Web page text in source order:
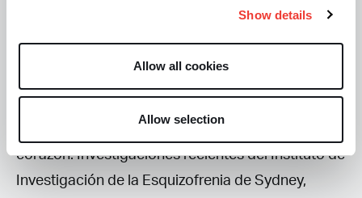
Show details
Allow all cookies
Allow selection
periféricos, como las glándulas endocrinas,
corazón. Investigaciones recientes del Instituto de
Investigación de la Esquizofrenia de Sydney,